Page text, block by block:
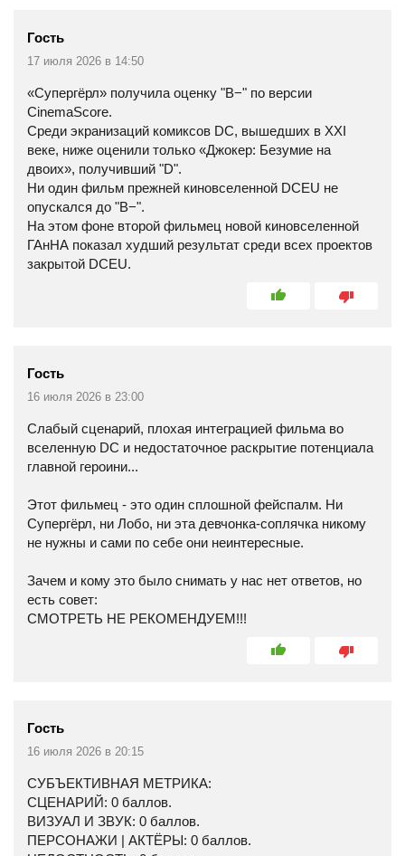
Гость
17 июля 2026 в 14:50
«Супергёрл» получила оценку "B−" по версии
CinemaScore.
Среди экранизаций комиксов DC, вышедших в XXI
веке, ниже оценили только «Джокер: Безумие на
двоих», получивший "D".
Ни один фильм прежней киновселенной DCEU не
опускался до "B−".
На этом фоне второй фильмец новой киновселенной
ГАнНА показал худший результат среди всех проектов
закрытой DCEU.
Гость
16 июля 2026 в 23:00
Слабый сценарий, плохая интеграцией фильма во
вселенную DC и недостаточное раскрытие потенциала
главной героини...
Этот фильмец - это один сплошной фейспалм. Ни
Супергёрл, ни Лобо, ни эта девчонка-соплячка никому
не нужны и сами по себе они неинтересные.
Зачем и кому это было снимать у нас нет ответов, но
есть совет:
СМОТРЕТЬ НЕ РЕКОМЕНДУЕМ!!!
Гость
16 июля 2026 в 20:15
СУБЪЕКТИВНАЯ МЕТРИКА:
СЦЕНАРИЙ: 0 баллов.
ВИЗУАЛ И ЗВУК: 0 баллов.
ПЕРСОНАЖИ | АКТЁРЫ: 0 баллов.